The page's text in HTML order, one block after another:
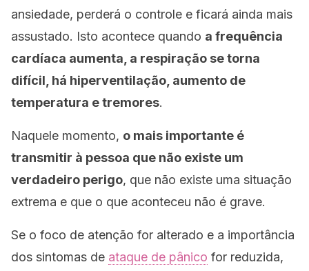
ansiedade, perderá o controle e ficará ainda mais
assustado. Isto acontece quando a frequência
cardíaca aumenta, a respiração se torna
difícil, há hiperventilação, aumento de
temperatura e tremores.
Naquele momento, o mais importante é
transmitir à pessoa que não existe um
verdadeiro perigo, que não existe uma situação
extrema e que o que aconteceu não é grave.
Se o foco de atenção for alterado e a importância
dos sintomas de ataque de pânico for reduzida,